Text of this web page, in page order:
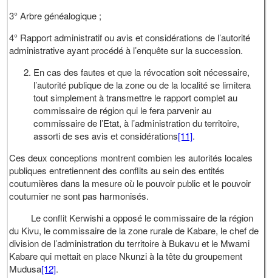
3° Arbre généalogique ;
4° Rapport administratif ou avis et considérations de l’autorité
administrative ayant procédé à l’enquête sur la succession.
En cas des fautes et que la révocation soit nécessaire,
l’autorité publique de la zone ou de la localité se limitera
tout simplement à transmettre le rapport complet au
commissaire de région qui le fera parvenir au
commissaire de l’Etat, à l’administration du territoire,
assorti de ses avis et considérations[11].
Ces deux conceptions montrent combien les autorités locales
publiques entretiennent des conflits au sein des entités
coutumières dans la mesure où le pouvoir public et le pouvoir
coutumier ne sont pas harmonisés.
Le conflit Kerwishi a opposé le commissaire de la région
du Kivu, le commissaire de la zone rurale de Kabare, le chef de
division de l’administration du territoire à Bukavu et le Mwami
Kabare qui mettait en place Nkunzi à la tête du groupement
Mudusa[12].